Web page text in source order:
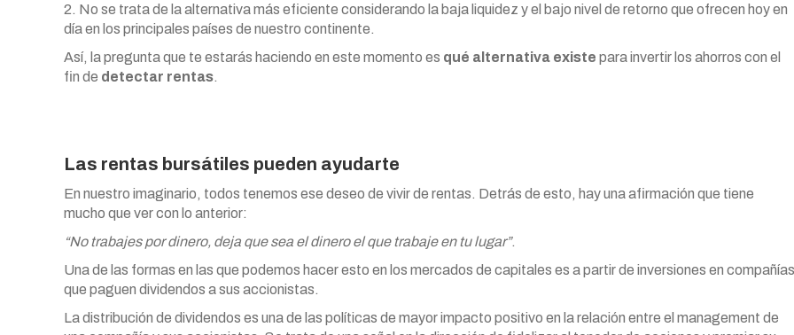
2. No se trata de la alternativa más eficiente considerando la baja liquidez y el bajo nivel de retorno que ofrecen hoy en
día en los principales países de nuestro continente.
Así, la pregunta que te estarás haciendo en este momento es qué alternativa existe para invertir los ahorros con el
fin de detectar rentas.
Las rentas bursátiles pueden ayudarte
En nuestro imaginario, todos tenemos ese deseo de vivir de rentas. Detrás de esto, hay una afirmación que tiene
mucho que ver con lo anterior:
“No trabajes por dinero, deja que sea el dinero el que trabaje en tu lugar”.
Una de las formas en las que podemos hacer esto en los mercados de capitales es a partir de inversiones en compañías
que paguen dividendos a sus accionistas.
La distribución de dividendos es una de las políticas de mayor impacto positivo en la relación entre el management de